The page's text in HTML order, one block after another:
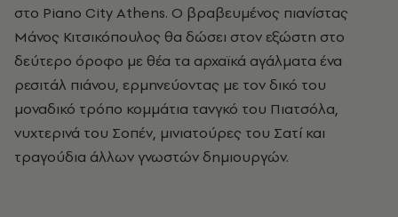
στο Piano City Athens. Ο βραβευμένος πιανίστας
Μάνος Κιτσικόπουλος θα δώσει στον εξώστη στο
δεύτερο όροφο με θέα τα αρχαïκά αγάλματα ένα
ρεσιτάλ πιάνου, ερμηνεύοντας με τον δικό του
μοναδικό τρόπο κομμάτια τανγκό του Πιατσόλα,
νυχτερινά του Σοπέν, μινιατούρες του Σατί και
τραγούδια άλλων γνωστών δημιουργών.